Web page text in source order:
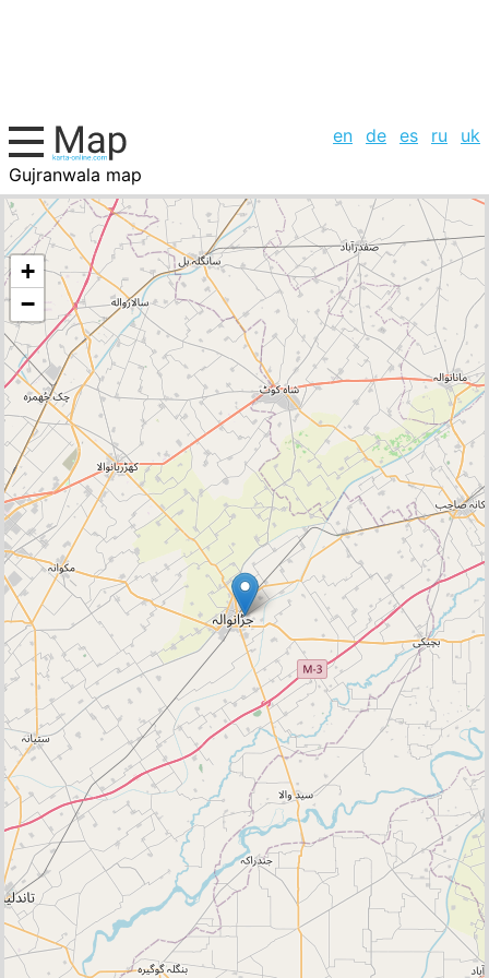
en de es ru
uk
Gujranwala map
Pakistan, cities list
+
−